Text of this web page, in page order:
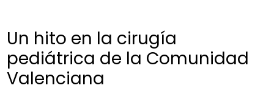
Un hito en la cirugía
pediátrica de la Comunidad
Valenciana